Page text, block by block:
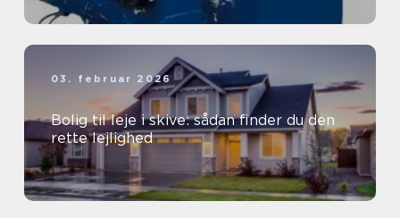
03. februar 2026
Bolig til leje i skive: sådan finder du den
rette lejlighed